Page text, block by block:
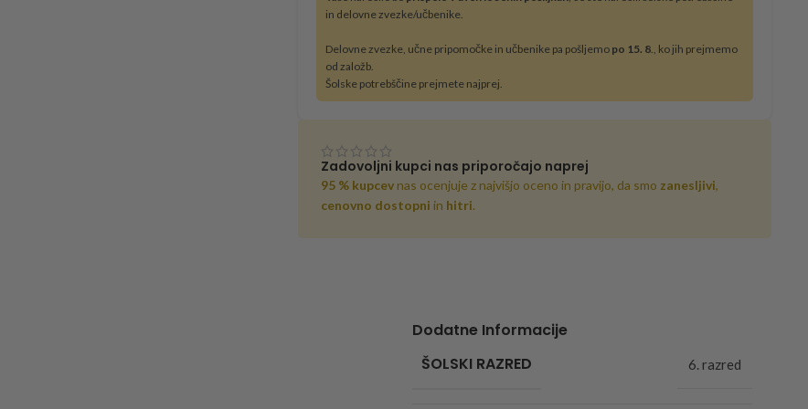
in delovne zvezke/učbenike.
Delovne zvezke, učne pripomočke in učbenike pa pošljemo po 15. 8., ko jih prejmemo
od založb.
Šolske potrebščine prejmete najprej.
Zadovoljni kupci nas priporočajo naprej
95 % kupcev nas ocenjuje z najvišjo oceno in pravijo, da smo zanesljivi,
cenovno dostopni in hitri.
Dodatne Informacije
ŠOLSKI RAZRED
6. razred